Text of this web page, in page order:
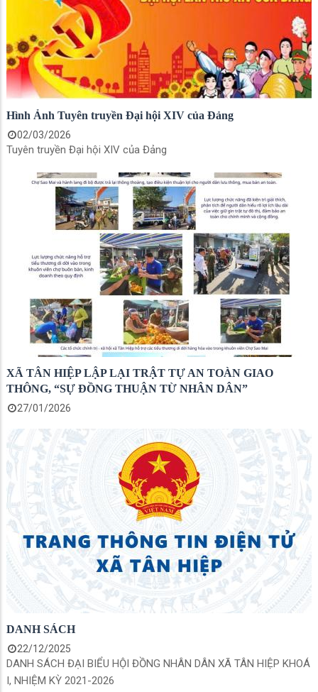
Hình Ảnh Tuyên truyền Đại hội XIV của Đảng
02/03/2026
Tuyên truyền Đại hội XIV của Đảng
XÃ TÂN HIỆP LẬP LẠI TRẬT TỰ AN TOÀN GIAO
THÔNG, “SỰ ĐỒNG THUẬN TỪ NHÂN DÂN”
27/01/2026
DANH SÁCH
22/12/2025
DANH SÁCH ĐẠI BIỂU HỘI ĐỒNG NHÂN DÂN XÃ TÂN HIỆP KHOÁ
I, NHIỆM KỲ 2021-2026